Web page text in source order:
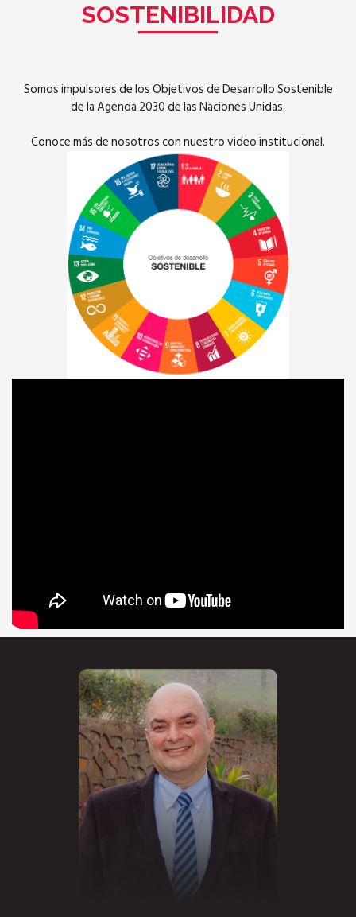
SOSTENIBILIDAD
Somos impulsores de los Objetivos de Desarrollo Sostenible
de la Agenda 2030 de las Naciones Unidas.
Conoce más de nosotros con nuestro video institucional.